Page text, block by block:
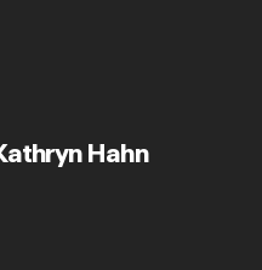
Hahn